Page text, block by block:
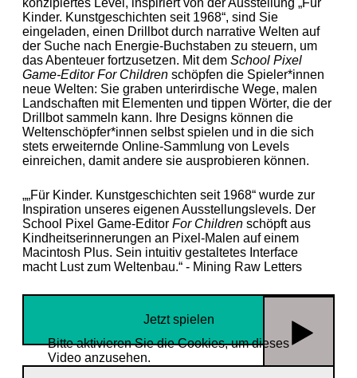
konzipiertes Level, inspiriert von der Ausstellung „Für
Kinder. Kunstgeschichten seit 1968“, sind Sie
eingeladen, einen Drillbot durch narrative Welten auf
der Suche nach Energie-Buchstaben zu steuern, um
das Abenteuer fortzusetzen. Mit dem School Pixel
Game-Editor For Children schöpfen die Spieler*innen
neue Welten: Sie graben unterirdische Wege, malen
Landschaften mit Elementen und tippen Wörter, die der
Drillbot sammeln kann. Ihre Designs können die
Weltenschöpfer*innen selbst spielen und in die sich
stets erweiternde Online-Sammlung von Levels
einreichen, damit andere sie ausprobieren können.
„„Für Kinder. Kunstgeschichten seit 1968“ wurde zur
Inspiration unseres eigenen Ausstellungslevels. Der
School Pixel Game-Editor For Children schöpft aus
Kindheitserinnerungen an Pixel-Malen auf einem
Macintosh Plus. Sein intuitiv gestaltetes Interface
macht Lust zum Weltenbau.“ - Mining Raw Letters
Jetzt spielen
Bitte aktivieren Sie die Cookies, um dieses
Video anzusehen.